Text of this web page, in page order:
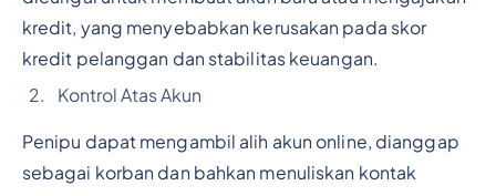
kredit, yang menyebabkan kerusakan pada skor
kredit pelanggan dan stabilitas keuangan.
Kontrol Atas Akun
Penipu dapat mengambil alih akun online, dianggap
sebagai korban dan bahkan menuliskan kontak